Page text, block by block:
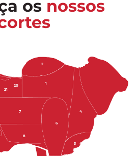
os nossos
1
2
3
4
6
7
8
20
21